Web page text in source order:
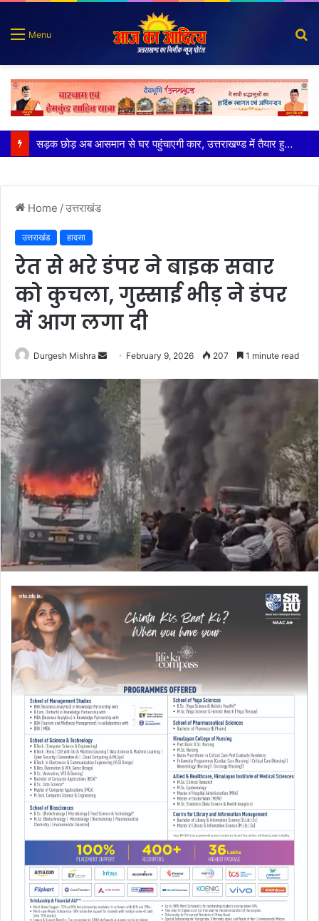
Menu
पुलिस मुठभेड़ में गोली लगने से घायल शातिर बदमाश गिरफ्तार
Home /उत्तराखंड
उत्तराखंड हादसा
रेत से भरे डंपर ने बाइक सवार
को कुचला, गुस्साई भीड़ ने डंपर
में आग लगा दी
Durgesh Mishra
Send
email
February 9, 2026 207 1 minute read